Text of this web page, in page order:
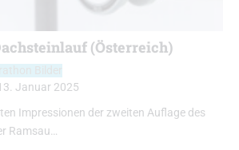
(Österreich)
Januar 2025
Impressionen der zweiten Auflage des
Ramsau…